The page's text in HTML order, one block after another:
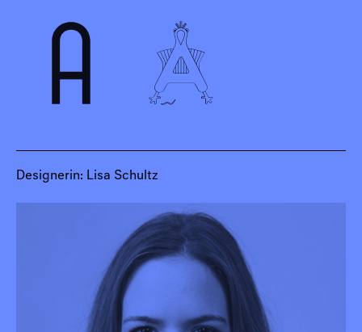
Designerin: Lisa Schultz